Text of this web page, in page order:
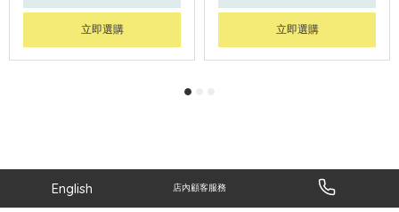
立即選購 立即選購
English 店內顧客服務